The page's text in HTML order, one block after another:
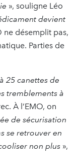
», souligne Léo
devient
ne désemplit pas,
Parties de
25 canettes de
tremblements à
À l’EMO, on
de sécurisation
se retrouver en
non plus »,